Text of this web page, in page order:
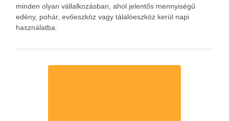
minden olyan vállalkozásban, ahol jelentős mennyiségű
edény, pohár, evőeszköz vagy tálalóeszköz kerül napi
használatba.